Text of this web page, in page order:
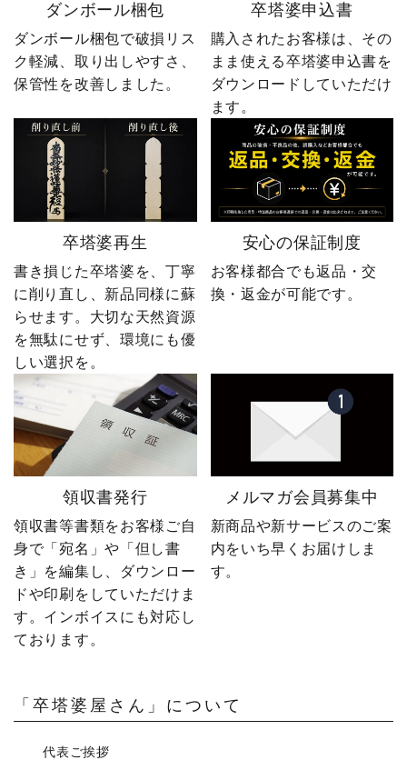
ダンボール梱包
ダンボール梱包で破損リス
ク軽減、取り出しやすさ、
保管性を改善しました。
卒塔婆申込書
購入されたお客様は、その
まま使える卒塔婆申込書を
ダウンロードしていただけ
ます。
卒塔婆再生
書き損じた卒塔婆を、丁寧
に削り直し、新品同様に蘇
らせます。大切な天然資源
を無駄にせず、環境にも優
しい選択を。
安心の保証制度
お客様都合でも返品・交
換・返金が可能です。
領収書発行
領収書等書類をお客様ご自
身で「宛名」や「但し書
き」を編集し、ダウンロー
ドや印刷をしていただけま
す。インボイスにも対応し
ております。
メルマガ会員募集中
新商品や新サービスのご案
内をいち早くお届けしま
す。
「卒塔婆屋さん」について
代表ご挨拶